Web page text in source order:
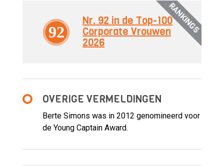
RANKINGS
92
Nr. 92 in de Top-100
Corporate Vrouwen
2026
OVERIGE VERMELDINGEN
Berte Simons was in 2012 genomineerd voor
de Young Captain Award.